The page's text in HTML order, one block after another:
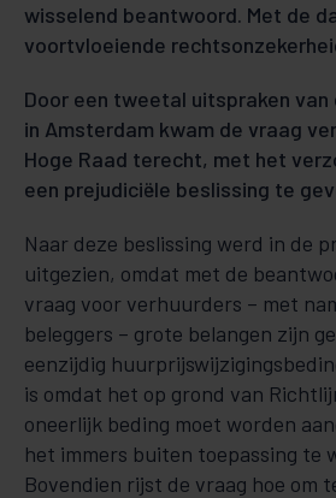
wisselend beantwoord. Met de
voortvloeiende
Door een tweetal uitspraken
in Amsterdam kwam de vraag
Hoge Raad terecht, met het
een prejudiciële beslissing te
Naar deze beslissing werd in de
uitgezien, omdat met de
vraag voor verhuurders – met
beleggers – grote belangen zijn
eenzijdig
is omdat het op grond van
oneerlijk beding moet worden
het immers buiten toepassing te
Bovendien rijst de vraag hoe om